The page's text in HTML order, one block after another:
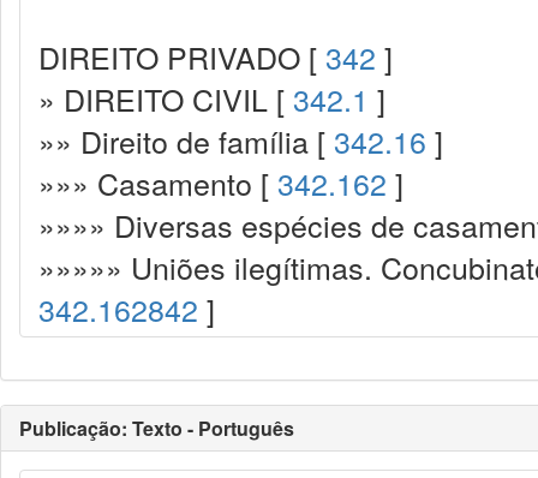
DIREITO PRIVADO [ 342 ]
» DIREITO CIVIL [ 342.1 ]
»» Direito de família [ 342.16 ]
»»» Casamento [ 342.162 ]
»»»» Diversas espécies de
»»»»» Uniões ilegítimas.
342.162842 ]
Publicação: Texto - Português